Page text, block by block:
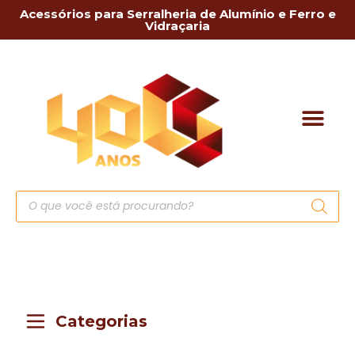
Acessórios para Serralheria de Alumínio e Ferro e
Vidraçaria
Categorias